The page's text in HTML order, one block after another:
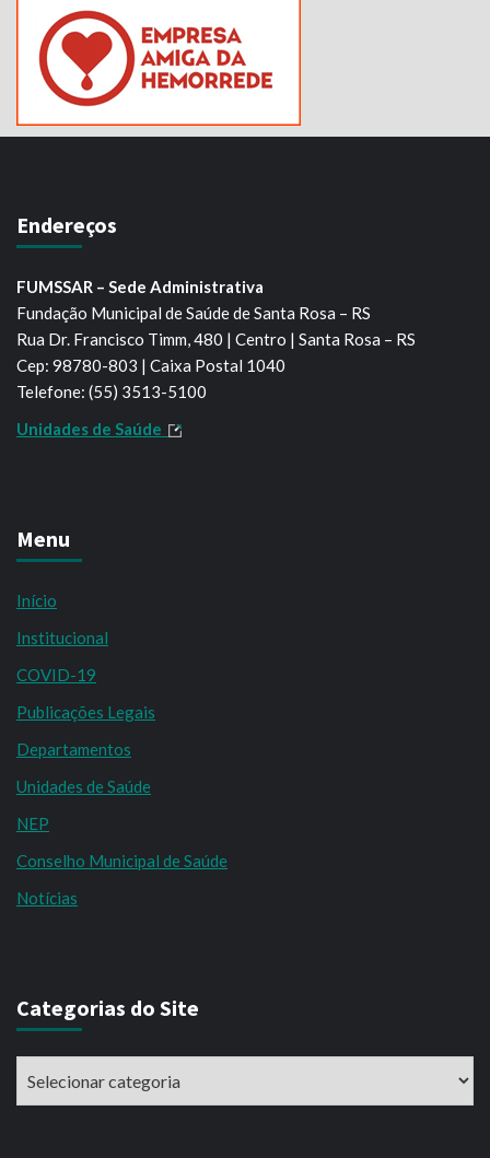
Endereços
FUMSSAR – Sede Administrativa
Fundação Municipal de Saúde de Santa Rosa – RS
Rua Dr. Francisco Timm, 480 | Centro | Santa Rosa – RS
Cep: 98780-803 | Caixa Postal 1040
Telefone: (55) 3513-5100
Unidades de Saúde
Menu
Início
Institucional
COVID-19
Publicações Legais
Departamentos
Unidades de Saúde
NEP
Conselho Municipal de Saúde
Notícias
Categorias do Site